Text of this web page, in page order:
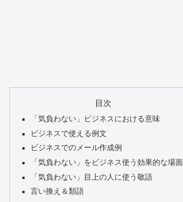
目次
「気負わない」ビジネスにおける意味
ビジネスで使える例文
ビジネスでのメール作成例
「気負わない」をビジネス使う効果的な場面
「気負わない」目上の人に使う敬語
言い換え＆類語